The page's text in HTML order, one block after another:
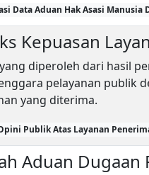
Data Aduan Hak Asasi Manusia
Kepuasan
diperoleh dari hasil
pelayanan publik
yang diterima.
Publik Atas Layanan
Aduan